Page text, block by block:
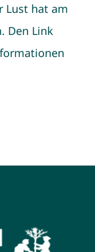
Lust hat am
Den Link